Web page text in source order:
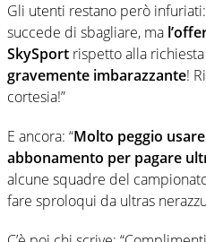
Gli utenti restano però
succede di sbagliare, ma
SkySport rispetto alla
gravemente imbarazzante!
cortesia!”
E ancora: “Molto peggio
abbonamento per pagare
alcune squadre del
fare sproloqui da ultras